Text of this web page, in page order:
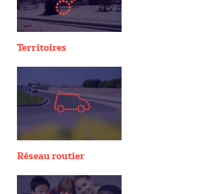
Territoires
Réseau routier